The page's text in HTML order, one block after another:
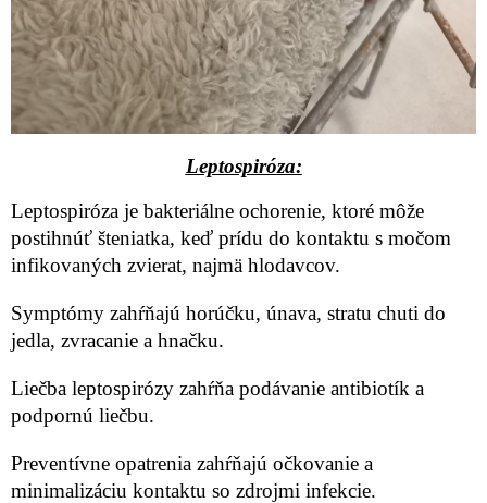
Leptospiróza:
Leptospiróza je bakteriálne ochorenie, ktoré môže
postihnúť šteniatka, keď prídu do kontaktu s močom
infikovaných zvierat, najmä hlodavcov.
Symptómy zahŕňajú horúčku, únava, stratu chuti do
jedla, zvracanie a hnačku.
Liečba leptospirózy zahŕňa podávanie antibiotík a
podpornú liečbu.
Preventívne opatrenia zahŕňajú očkovanie a
minimalizáciu kontaktu so zdrojmi infekcie.